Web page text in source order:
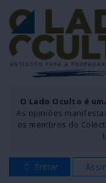
O Lado Oculto é
As opiniões
os membros do
Entrar